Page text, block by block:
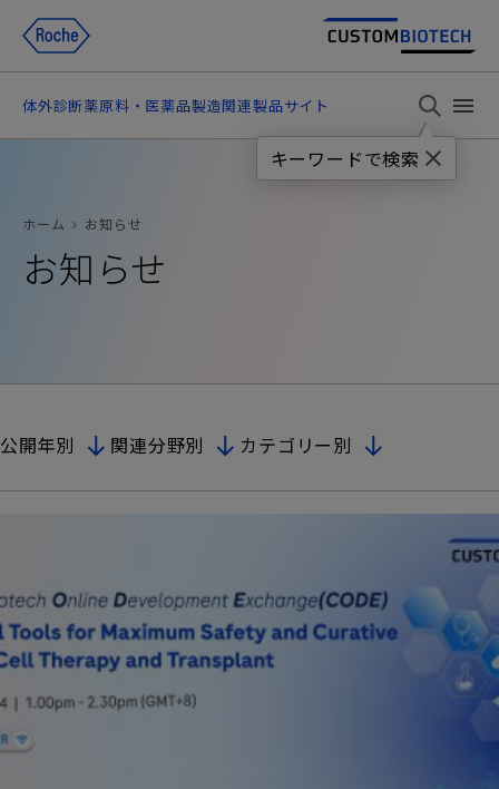
体外診断薬原料・医薬品製造関連製品サイト
キーワードで検索
製品情報
製造用途別
製品タイプ別
オンラインカタログ
お知らせ
イベント
ロシュ・カスタムバイオテックとは
バイオテクノロジーセンター（ドイツ製造拠
お問い合わせ・サンプル請求
サポート
お知らせ
ホーム お知らせ
公開年別 関連分野別 カテゴリー別